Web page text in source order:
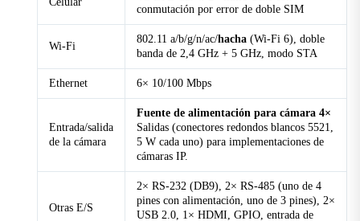
Vocero
1 × SPK, compatible con altavoces de 5 W
USB
2 × USB 2.0
Wi-Fi
Banda de frecuencia
Doble banda de 2,4/5 GHz
Modo de funcionamiento
STA
conmutación por error de doble SIM
Wi-Fi
802.11 a/b/g/n/ac/hacha (Wi-Fi 6), doble
banda de 2,4 GHz + 5 GHz, modo STA
Ethernet 6× 10/100 Mbps
Entrada/salida
de la cámara
Fuente de alimentación para cámara 4×
Salidas (conectores redondos blancos 5521,
5 W cada uno) para implementaciones de
cámaras IP.
Otras E/S
2× RS-232 (DB9), 2× RS-485 (uno de 4
pines con alimentación, uno de 3 pines), 2×
USB 2.0, 1× HDMI, GPIO, entrada de